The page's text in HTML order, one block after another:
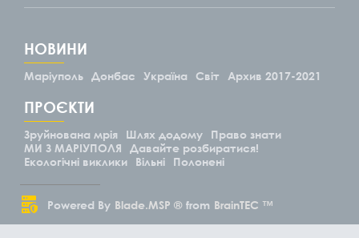
НОВИНИ
Маріуполь Донбас Україна Світ Архив 2017-2021
ПРОЄКТИ
Зруйнована мрія Шлях додому
Право знати
МИ З МАРІУПОЛЯ
Давайте розбиратися!
Екологічні виклики
Вільні Полонені
Powered By Blade.MSP ® from BrainTEC ™